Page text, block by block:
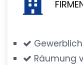
Räumung